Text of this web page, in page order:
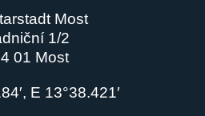
Most
1/2
01 Most
E 13°38.421′